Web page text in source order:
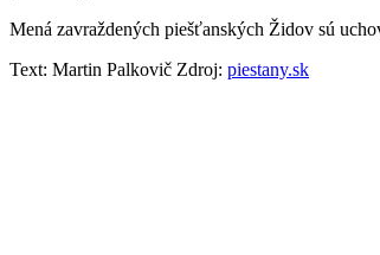
Mená zavraždených piešťanských Židov sú
Text: Martin Palkovič Zdroj: piestany.sk